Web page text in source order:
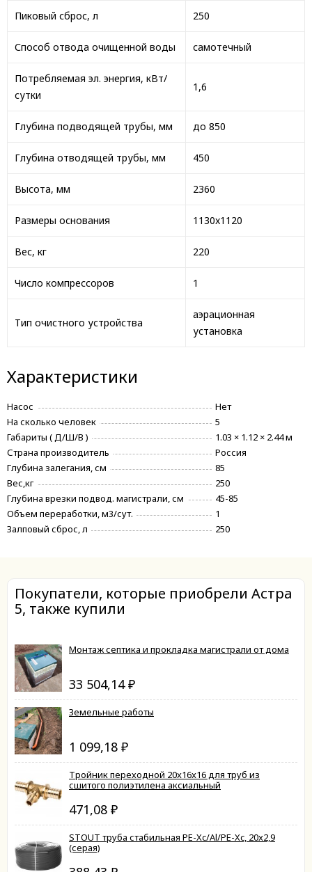
Пиковый сброс, л 250
Способ отвода очищенной воды самотечный
Потребляемая эл. энергия, кВт/
сутки
1,6
Глубина подводящей трубы, мм до 850
Глубина отводящей трубы, мм 450
Высота, мм 2360
Размеры основания 1130x1120
Вес, кг 220
Число компрессоров 1
Тип очистного устройства
аэрационная
установка
Характеристики
Насос
Нет
На сколько человек
5
Габариты ( Д/Ш/В )
1.03 × 1.12 × 2.44 м
Страна производитель
Россия
Глубина залегания, см
85
Вес,кг
250
Глубина врезки подвод. магистрали, см
45-85
Объем переработки, м3/сут.
1
Залповый сброс, л
250
Покупатели, которые приобрели Астра
5, также купили
Монтаж септика и прокладка магистрали от дома
33 504,14 ₽
Земельные работы
1 099,18 ₽
Тройник переходной 20x16x16 для труб из
сшитого полиэтилена аксиальный
471,08 ₽
STOUT труба стабильная PE-Xc/Al/PE-Xc, 20x2,9
(серая)